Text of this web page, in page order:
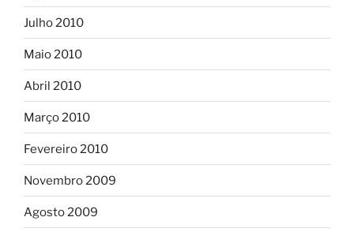
Julho 2010
Maio 2010
Abril 2010
Março 2010
Fevereiro 2010
Novembro 2009
Agosto 2009